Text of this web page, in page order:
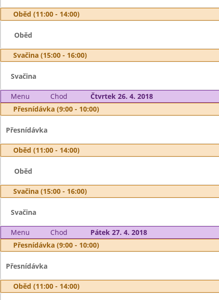
Oběd (11:00 - 14:00)
Oběd
Svačina (15:00 - 16:00)
Svačina
Menu Chod
Čtvrtek 26. 4. 2018
Přesnídávka (9:00 - 10:00)
Přesnídávka
Oběd (11:00 - 14:00)
Oběd
Svačina (15:00 - 16:00)
Svačina
Menu Chod
Pátek 27. 4. 2018
Přesnídávka (9:00 - 10:00)
Přesnídávka
Oběd (11:00 - 14:00)